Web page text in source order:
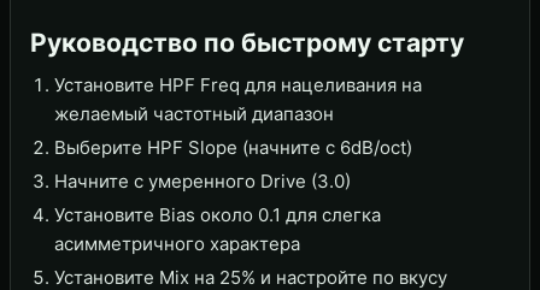
Руководство по быстрому старту
Установите HPF Freq для нацеливания на
желаемый частотный диапазон
Выберите HPF Slope (начните с 6dB/oct)
Начните с умеренного Drive (3.0)
Установите Bias около 0.1 для слегка
асимметричного характера
Установите Mix на 25% и настройте по вкусу